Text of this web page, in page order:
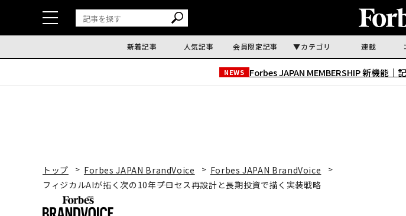
新着記事 人気記事 会員限定記事 カテゴリ 連載
NEWS Forbes JAPAN MEMBERSHIP 新機能｜
トップ Forbes JAPAN BrandVoice
Forbes JAPAN BrandVoice
フィジカルAIが拓く次の10年――プロセス再設計と長期投資で描く実装戦略